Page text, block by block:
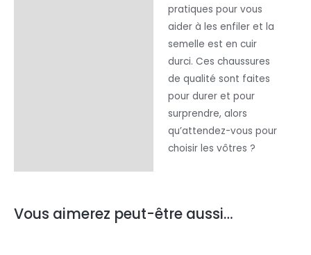
pratiques pour vous
aider à les enfiler et la
semelle est en cuir
durci. Ces chaussures
de qualité sont faites
pour durer et pour
surprendre, alors
qu’attendez-vous pour
choisir les vôtres ?
Vous aimerez peut-être aussi…